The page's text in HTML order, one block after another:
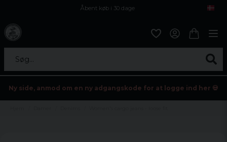
Åbent køb i 30 dage
Søg...
Ny side, anmod om en ny adgangskode for at logge ind her 💀